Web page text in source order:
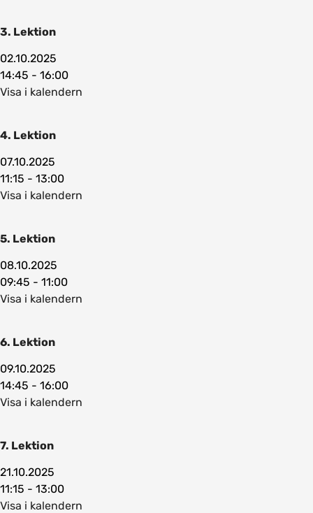
3. Lektion
02.10.2025
14:45 - 16:00
Visa i kalendern
4. Lektion
07.10.2025
11:15 - 13:00
Visa i kalendern
5. Lektion
08.10.2025
09:45 - 11:00
Visa i kalendern
6. Lektion
09.10.2025
14:45 - 16:00
Visa i kalendern
7. Lektion
21.10.2025
11:15 - 13:00
Visa i kalendern